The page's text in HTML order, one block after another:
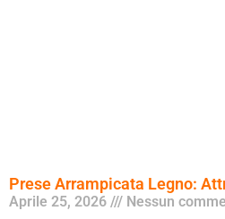
Prese Arrampicata Legno:
Aprile 25, 2026
Nessun